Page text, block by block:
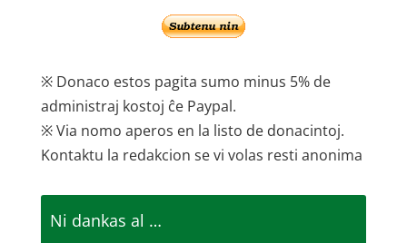
※ Donaco estos pagita sumo minus 5% de
administraj kostoj ĉe Paypal.
※ Via nomo aperos en la listo de donacintoj.
Kontaktu la redakcion se vi volas resti anonima
Ni dankas al …